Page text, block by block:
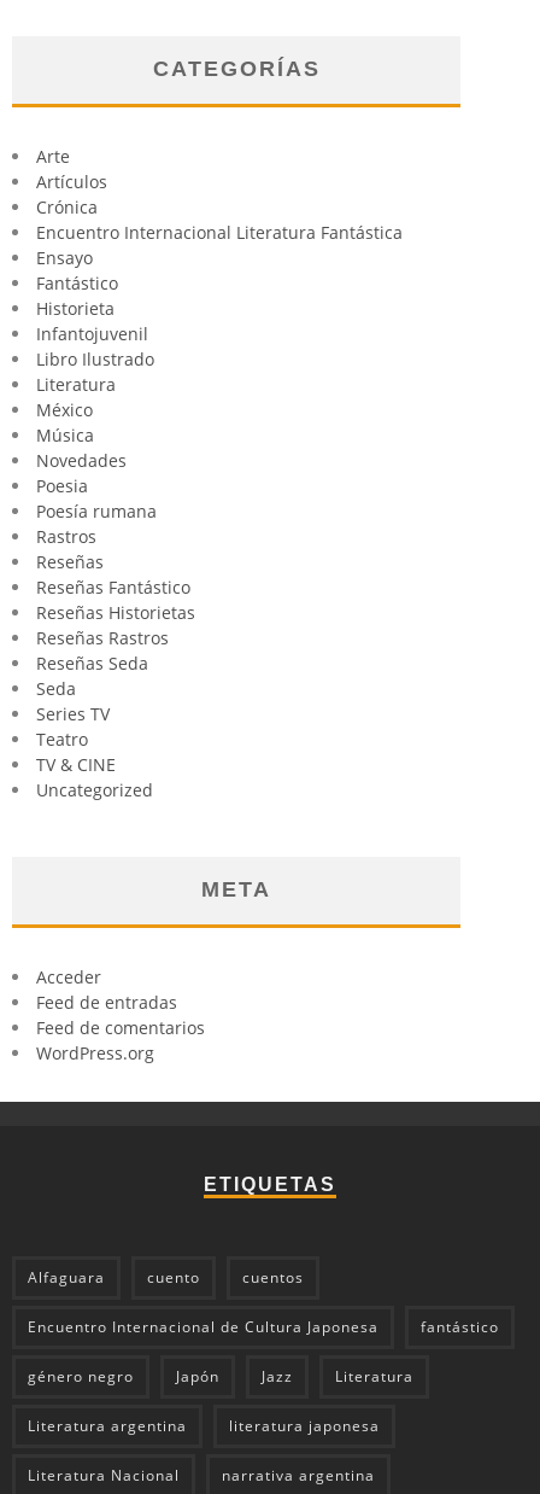
CATEGORÍAS
Arte
Artículos
Crónica
Encuentro Internacional Literatura Fantástica
Ensayo
Fantástico
Historieta
Infantojuvenil
Libro Ilustrado
Literatura
México
Música
Novedades
Poesia
Poesía rumana
Rastros
Reseñas
Reseñas Fantástico
Reseñas Historietas
Reseñas Rastros
Reseñas Seda
Seda
Series TV
Teatro
TV & CINE
Uncategorized
META
Acceder
Feed de entradas
Feed de comentarios
WordPress.org
ETIQUETAS
Alfaguara cuento cuentos
Encuentro Internacional de Cultura Japonesa fantástico
género negro Japón Jazz Literatura
Literatura argentina literatura japonesa
Literatura Nacional narrativa argentina